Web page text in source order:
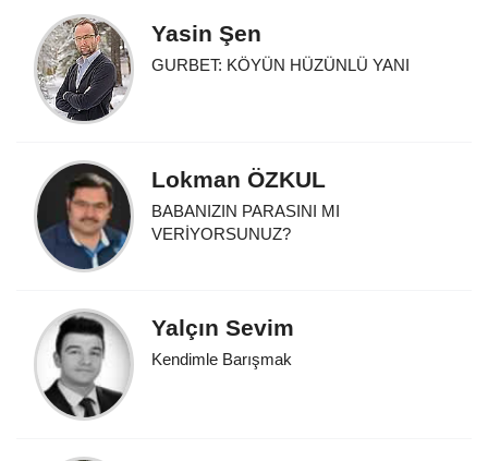
Yasin Şen
GURBET: KÖYÜN HÜZÜNLÜ YANI
Lokman ÖZKUL
BABANIZIN PARASINI MI
VERİYORSUNUZ?
Yalçın Sevim
Kendimle Barışmak